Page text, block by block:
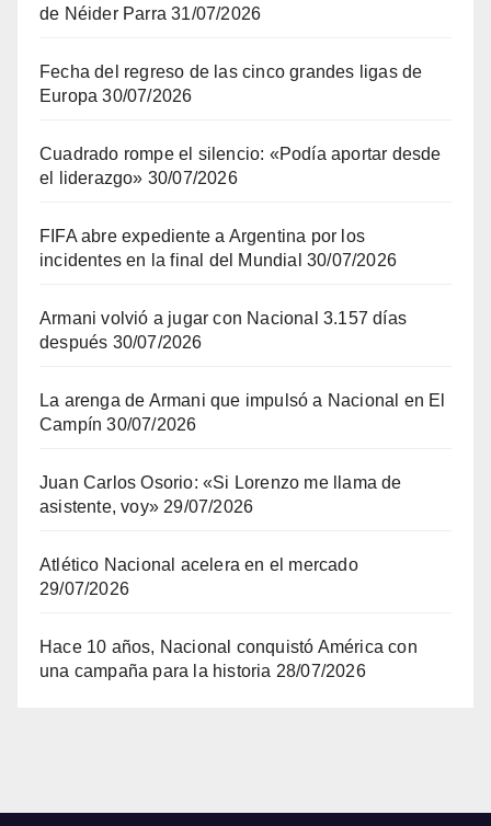
de Néider Parra 31/07/2026
Fecha del regreso de las cinco grandes ligas de
Europa 30/07/2026
Cuadrado rompe el silencio: «Podía aportar desde
el liderazgo» 30/07/2026
FIFA abre expediente a Argentina por los
incidentes en la final del Mundial 30/07/2026
Armani volvió a jugar con Nacional 3.157 días
después 30/07/2026
La arenga de Armani que impulsó a Nacional en El
Campín 30/07/2026
Juan Carlos Osorio: «Si Lorenzo me llama de
asistente, voy» 29/07/2026
Atlético Nacional acelera en el mercado
29/07/2026
Hace 10 años, Nacional conquistó América con
una campaña para la historia 28/07/2026